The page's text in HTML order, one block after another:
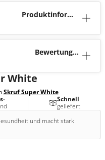
Produktinforma
Bewertunge
White
Skruf Super White
Schnell
geliefert
und macht stark